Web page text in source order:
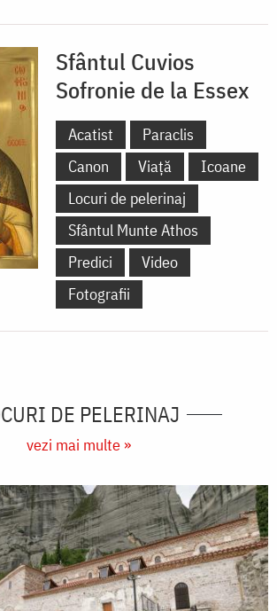
Sfântul Cuvios
Sofronie de la Essex
Acatist
Paraclis
Canon
Viață
Icoane
Locuri de pelerinaj
Sfântul Munte Athos
Predici
Video
Fotografii
DE PELERINAJ
vezi mai multe »